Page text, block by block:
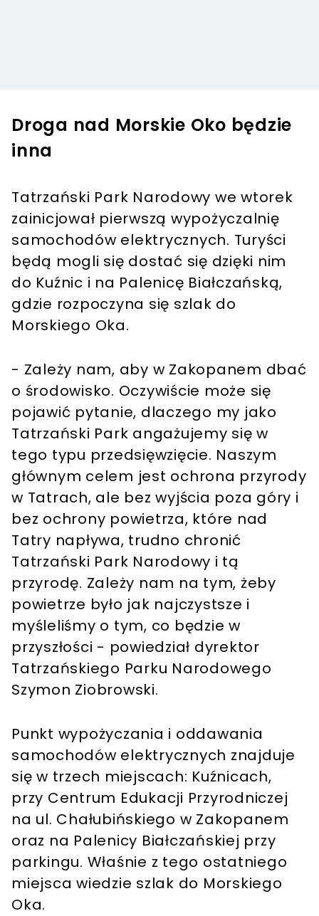
Droga nad Morskie Oko będzie
inna
Tatrzański Park Narodowy we wtorek
zainicjował pierwszą wypożyczalnię
samochodów elektrycznych. Turyści
będą mogli się dostać się dzięki nim
do Kuźnic i na Palenicę Białczańską,
gdzie rozpoczyna się szlak do
Morskiego Oka.
- Zależy nam, aby w Zakopanem dbać
o środowisko. Oczywiście może się
pojawić pytanie, dlaczego my jako
Tatrzański Park angażujemy się w
tego typu przedsięwzięcie. Naszym
głównym celem jest ochrona przyrody
w Tatrach, ale bez wyjścia poza góry i
bez ochrony powietrza, które nad
Tatry napływa, trudno chronić
Tatrzański Park Narodowy i tą
przyrodę. Zależy nam na tym, żeby
powietrze było jak najczystsze i
myśleliśmy o tym, co będzie w
przyszłości - powiedział dyrektor
Tatrzańskiego Parku Narodowego
Szymon Ziobrowski.
Punkt wypożyczania i oddawania
samochodów elektrycznych znajduje
się w trzech miejscach: Kuźnicach,
przy Centrum Edukacji Przyrodniczej
na ul. Chałubińskiego w Zakopanem
oraz na Palenicy Białczańskiej przy
parkingu. Właśnie z tego ostatniego
miejsca wiedzie szlak do Morskiego
Oka.